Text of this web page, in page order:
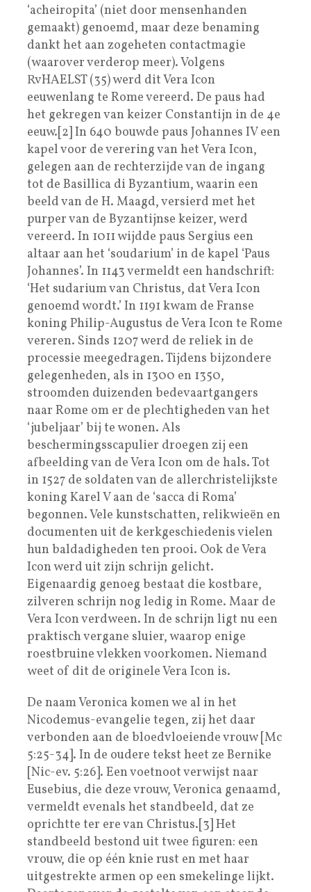
‘acheiropita’ (niet door mensenhanden
gemaakt) genoemd, maar deze benaming
dankt het aan zogeheten contactmagie
(waarover verderop meer). Volgens
RvHAELST (35) werd dit Vera Icon
eeuwenlang te Rome vereerd. De paus had
het gekregen van keizer Constantijn in de 4e
eeuw.[2] In 640 bouwde paus Johannes IV een
kapel voor de verering van het Vera Icon,
gelegen aan de rechterzijde van de ingang
tot de Basillica di Byzantium, waarin een
beeld van de H. Maagd, versierd met het
purper van de Byzantijnse keizer, werd
vereerd. In 1011 wijdde paus Sergius een
altaar aan het ‘soudarium’ in de kapel ‘Paus
Johannes’. In 1143 vermeldt een handschrift:
‘Het sudarium van Christus, dat Vera Icon
genoemd wordt.’ In 1191 kwam de Franse
koning Philip-Augustus de Vera Icon te Rome
vereren. Sinds 1207 werd de reliek in de
processie meegedragen. Tijdens bijzondere
gelegenheden, als in 1300 en 1350,
stroomden duizenden bedevaartgangers
naar Rome om er de plechtigheden van het
‘jubeljaar’ bij te wonen. Als
beschermingsscapulier droegen zij een
afbeelding van de Vera Icon om de hals. Tot
in 1527 de soldaten van de allerchristelijkste
koning Karel V aan de ‘sacca di Roma’
begonnen. Vele kunstschatten, relikwieën en
documenten uit de kerkgeschiedenis vielen
hun baldadigheden ten prooi. Ook de Vera
Icon werd uit zijn schrijn gelicht.
Eigenaardig genoeg bestaat die kostbare,
zilveren schrijn nog ledig in Rome. Maar de
Vera Icon verdween. In de schrijn ligt nu een
praktisch vergane sluier, waarop enige
roestbruine vlekken voorkomen. Niemand
weet of dit de originele Vera Icon is.
De naam Veronica komen we al in het
Nicodemus-evangelie tegen, zij het daar
verbonden aan de bloedvloeiende vrouw [Mc
5:25-34]. In de oudere tekst heet ze Bernike
[Nic-ev. 5:26]. Een voetnoot verwijst naar
Eusebius, die deze vrouw, Veronica genaamd,
vermeldt evenals het standbeeld, dat ze
oprichtte ter ere van Christus.[3] Het
standbeeld bestond uit twee figuren: een
vrouw, die op één knie rust en met haar
uitgestrekte armen op een smekelinge lijkt.